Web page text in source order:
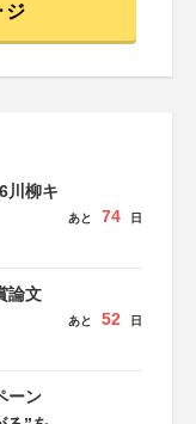
ジ
川柳キ
あと 74 日
論文
あと 52 日
ーン